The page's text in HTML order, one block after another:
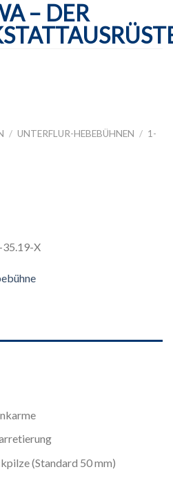
/ UNTERFLUR-HEBEBÜHNEN / 1-
35.19-X
(Standard 50 mm)